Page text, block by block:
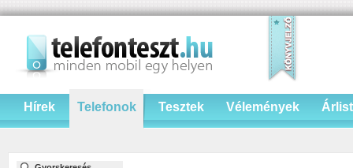
Hírek Telefonok Tesztek Vélemények